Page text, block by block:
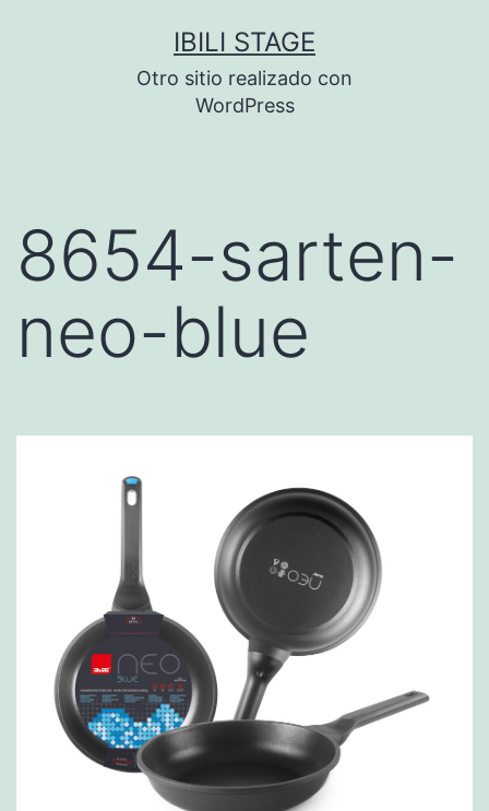
IBILI STAGE
Otro sitio realizado con
WordPress
8654-sarten-
neo-blue